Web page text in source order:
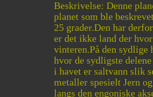
Beskrivelse: Denne
planet som ble
25 grader.Den har
er det ikke land der
vinteren.På den
hvor de sydligste
i havet er saltvann slik
metaller spesielt Jern
langs den engoniske